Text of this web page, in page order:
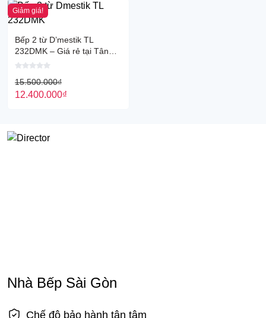
Giảm giá!
Bếp 2 từ D’mestik TL
232DMK – Giá rẻ tại Tân
Bình
15.500.000₫
12.400.000₫
Nhà Bếp Sài Gòn
Chế độ bảo hành tận tâm